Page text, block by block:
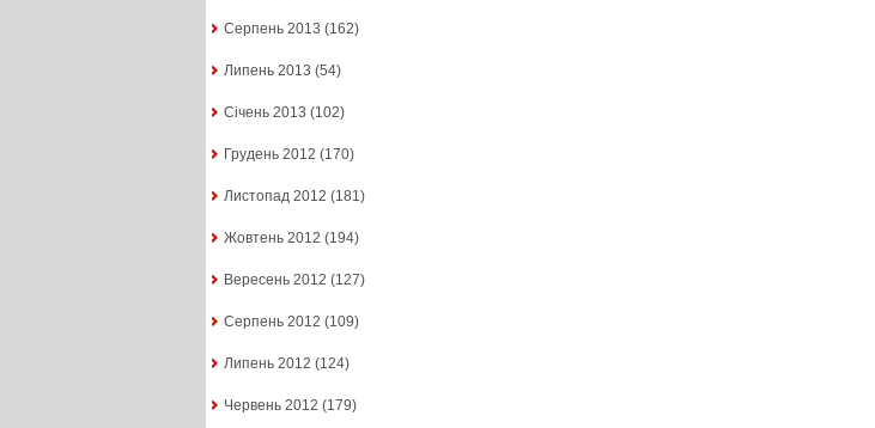
Серпень 2013 (162)
Липень 2013 (54)
Січень 2013 (102)
Грудень 2012 (170)
Листопад 2012 (181)
Жовтень 2012 (194)
Вересень 2012 (127)
Серпень 2012 (109)
Липень 2012 (124)
Червень 2012 (179)